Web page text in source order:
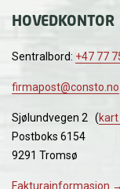
HOVEDKONTOR
Sentralbord: +47 77
firmapost@consto.no
Sjølundvegen 2 (
Postboks 6154
9291 Tromsø
Fakturainformasjon →